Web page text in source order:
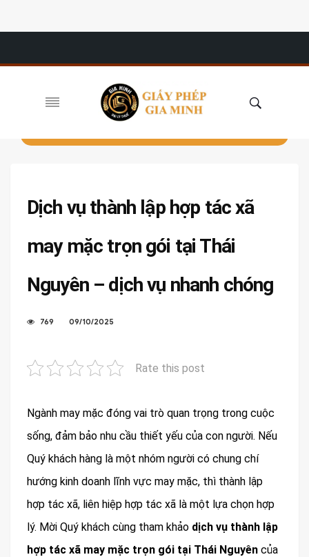
Dịch vụ thành lập hợp tác xã
may mặc trọn gói tại Thái
Nguyên – dịch vụ nhanh chóng
769 09/10/2025
Rate this post
Ngành may mặc đóng vai trò quan trọng trong cuộc
sống, đảm bảo nhu cầu thiết yếu của con người. Nếu
Quý khách hàng là một nhóm người có chung chí
hướng kinh doanh lĩnh vực may mặc, thì thành lập
hợp tác xã, liên hiệp hợp tác xã là một lựa chọn hợp
lý. Mời Quý khách cùng tham khảo dịch vụ thành lập
hợp tác xã may mặc trọn gói tại Thái Nguyên của